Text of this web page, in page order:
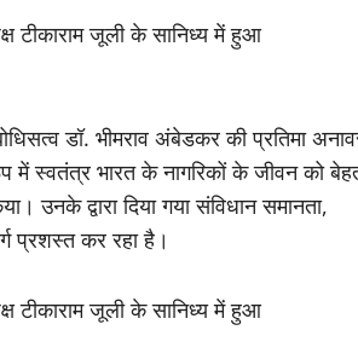
डॉ. भीमराव अंबेडकर की प्रतिमा
में स्वतंत्र भारत के नागरिकों के जीवन को
उनके द्वारा दिया गया संविधान समानता,
प्रशस्त कर रहा है।